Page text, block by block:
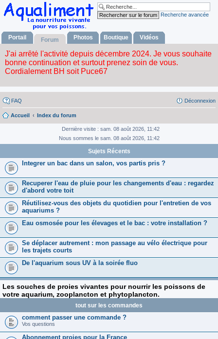
Recherche avancée
Portail Forum Photos Boutique Vidéos
FAQ Déconnexion
Accueil Index du forum
Dernière visite : sam. 08 août 2026, 11:42
Nous sommes le sam. 08 août 2026, 11:42
Sujets Récents
Integrer un bac dans un salon, vos partis pris ?
Recuperer l'eau de pluie pour les changements d'eau : regardez
d'abord votre toit
Réutilisez-vous des objets du quotidien pour l'entretien de vos
aquariums ?
Eau osmosée pour les élevages et le bac : votre installation ?
Se déplacer autrement : mon passage au vélo électrique pour
les trajets courts
De l'aquarium sous UV à la soirée fluo
Les souches de proies vivantes pour nourrir les poissons de
votre aquarium, zooplancton et phytoplancton.
tout sur les commandes
comment passer une commande ?
Vos questions
Abonnement proies pour la France